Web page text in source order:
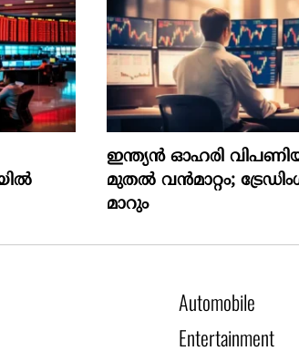
ഇന്ത്യൻ ഓഹരി
മുതൽ വൻമാറ്റം;
മാറും
Automobile
Entertainment